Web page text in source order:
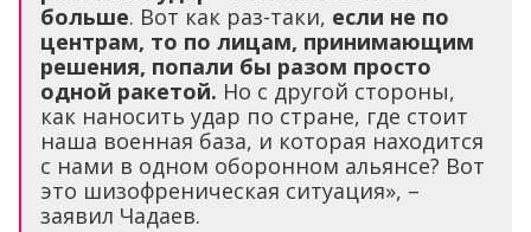
больше. Вот как раз-таки, если не по
центрам, то по лицам, принимающим
решения, попали бы разом просто
одной ракетой. Но с другой стороны,
как наносить удар по стране, где стоит
наша военная база, и которая находится
с нами в одном оборонном альянсе? Вот
это шизофреническая ситуация», –
заявил Чадаев.